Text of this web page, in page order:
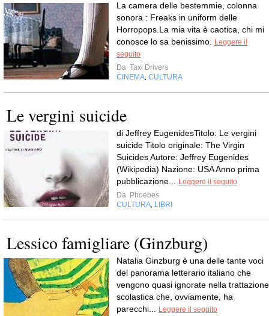
La camera delle bestemmie, colonna
sonora : Freaks in uniform delle
Horropops.La mia vita è caotica, chi mi
conosce lo sa benissimo.
Leggere il
seguito
Da Taxi Drivers
CINEMA CULTURA
Le vergini suicide
di Jeffrey EugenidesTitolo: Le vergini
suicide Titolo originale: The Virgin
Suicides Autore: Jeffrey Eugenides
(Wikipedia) Nazione: USA Anno prima
pubblicazione...
Leggere il seguito
Da Phoebes
CULTURA LIBRI
Lessico famigliare (Ginzburg)
Natalia Ginzburg è una delle tante voci
del panorama letterario italiano che
vengono quasi ignorate nella trattazione
scolastica che, ovviamente, ha
parecchi...
Leggere il seguito